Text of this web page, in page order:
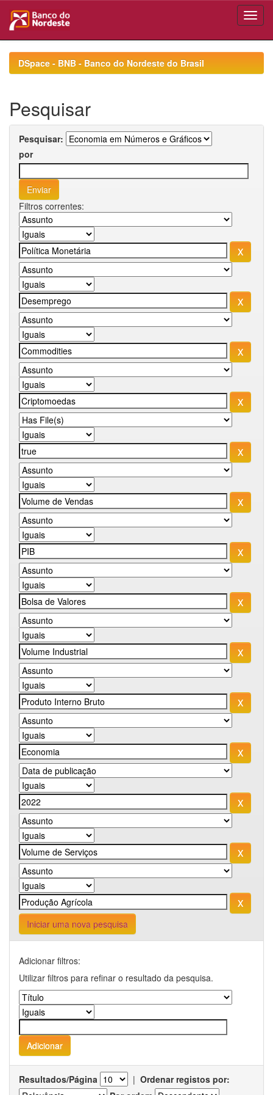
navigationDSpace - BNB - Banco do Nordeste do Brasil
Pesquisar
Pesquisar:
por
Filtros correntes:
Iniciar uma nova pesquisa
Adicionar filtros:
Utilizar filtros para refinar o resultado da pesquisa.
Resultados/Página | Ordenar registos por: